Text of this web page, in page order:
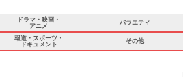
ドラマ・映画・
アニメ
バラエティ
報道・スポーツ・
ドキュメント
その他